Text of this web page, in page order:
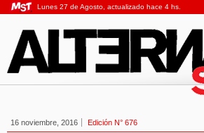
Lunes 27 de Agosto, actualizado hace 4 hs.
16 noviembre, 2016 Edición N° 676